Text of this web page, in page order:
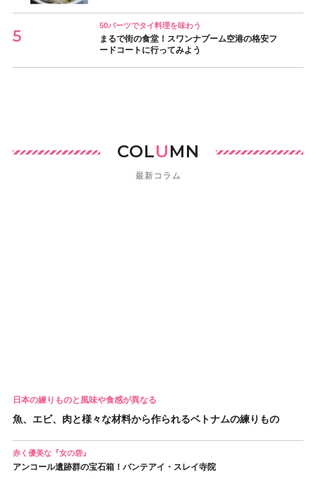
50バーツでタイ料理を味わう
まるで街の食堂！スワンナプーム空港の格安フ
ードコートに行ってみよう
COLUMN
最新コラム
日本の練りものと風味や食感が異なる
魚、エビ、肉と様々な材料から作られるベトナムの練りもの
赤く優美な『女の砦』
アンコール遺跡群の宝石箱！バンテアイ・スレイ寺院